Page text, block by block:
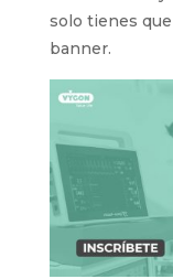
solo tienes que
banner.